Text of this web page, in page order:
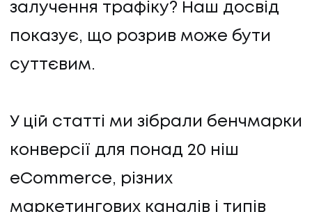
залучення трафіку? Наш досвід
показує, що розрив може бути
суттєвим.
У цій статті ми зібрали бенчмарки
конверсії для понад 20 ніш
eCommerce, різних
маркетингових каналів і типів